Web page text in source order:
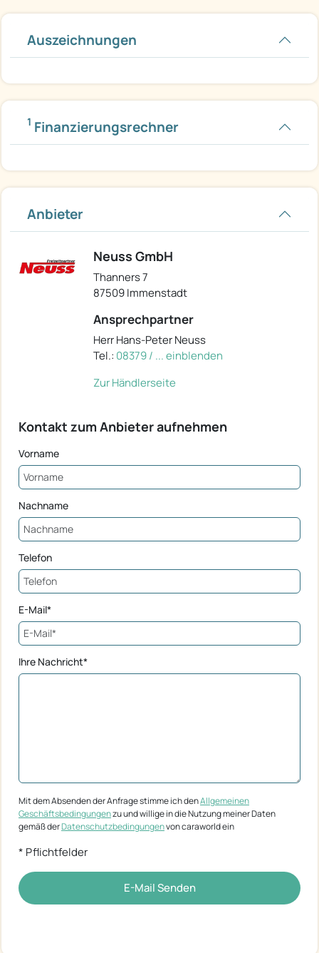
Auszeichnungen
1 Finanzierungsrechner
Anbieter
Neuss GmbH
Thanners 7
87509 Immenstadt
Ansprechpartner
Herr Hans-Peter Neuss
Tel.: 08379 / ... einblenden
Zur Händlerseite
Kontakt zum Anbieter aufnehmen
Vorname
Nachname
Telefon
E-Mail*
Ihre Nachricht*
Mit dem Absenden der Anfrage stimme ich denAllgemeinen
Geschäftsbedingungenzu und willige in die Nutzung meiner Daten
gemäß derDatenschutzbedingungenvon caraworld ein
* Pflichtfelder
E-Mail Senden